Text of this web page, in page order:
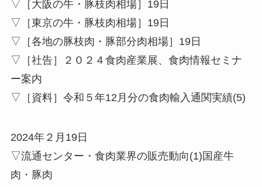
▽［大阪の牛・豚枝肉相場］19日
▽［東京の牛・豚枝肉相場］19日
▽［各地の豚枝肉・豚部分肉相場］19日
▽［社告］２０２４食肉産業展、食肉情報セミナ
ー案内
▽［資料］令和５年12月分の食肉輸入通関実績(5)
2024年２月19日
▽流通センター・食肉業界の販売動向(1)国産牛
肉・豚肉